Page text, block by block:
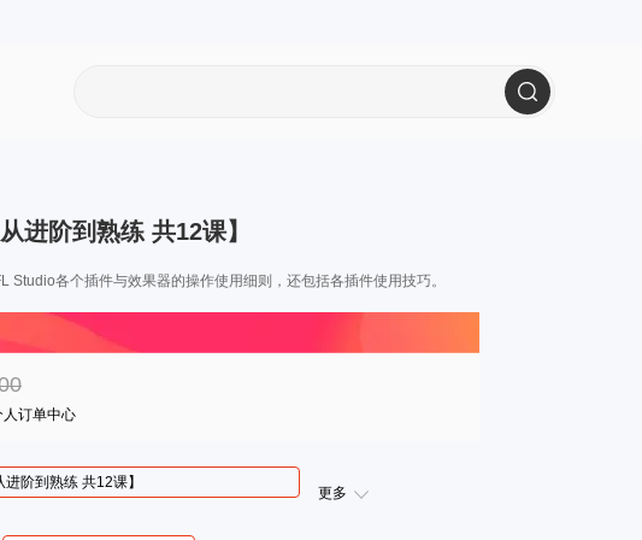
进阶到熟练 共12课】
各个插件与效果器的操作使用细则，还包括各插件使用技巧。
订单中心
阶到熟练 共12课】
更多